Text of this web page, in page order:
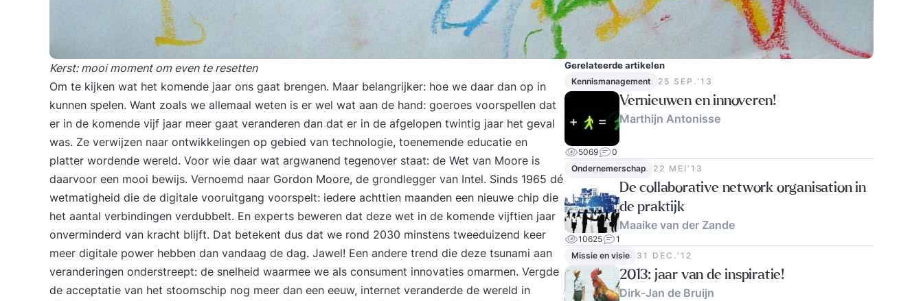
Kerst: mooi moment om even te resetten
Om te kijken wat het komende jaar ons gaat brengen. Maar belangrijker: hoe we daar dan op in
kunnen spelen. Want zoals we allemaal weten is er wel wat aan de hand: goeroes voorspellen dat
er in de komende vijf jaar meer gaat veranderen dan dat er in de afgelopen twintig jaar het geval
was. Ze verwijzen naar ontwikkelingen op gebied van technologie, toenemende educatie en
platter wordende wereld. Voor wie daar wat argwanend tegenover staat: de Wet van Moore is
daarvoor een mooi bewijs. Vernoemd naar Gordon Moore, de grondlegger van Intel. Sinds 1965 dé
wetmatigheid die de digitale vooruitgang voorspelt: iedere achttien maanden een nieuwe chip die
het aantal verbindingen verdubbelt. En experts beweren dat deze wet in de komende vijftien jaar
onverminderd van kracht blijft. Dat betekent dus dat we rond 2030 minstens tweeduizend keer
meer digitale power hebben dan vandaag de dag. Jawel! Een andere trend die deze tsunami aan
veranderingen onderstreept: de snelheid waarmee we als consument innovaties omarmen. Vergde
de acceptatie van het stoomschip nog meer dan een eeuw, internet veranderde de wereld in
Gerelateerde artikelen
Kennismanagement 25 SEP.‘13
Vernieuwen en innoveren!
Marthijn Antonisse
5069
0
Ondernemerschap
22 MEI‘13
De collaborative network organisation in
de praktijk
Maaike van der Zande
10625
1
Missie en visie
31 DEC.‘12
2013: jaar van de inspiratie!
Dirk-Jan de Bruijn